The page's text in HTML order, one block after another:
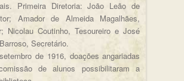
Primeira Diretoria: João Leão de
Amador de Almeida Magalhães,
Nicolau Coutinho, Tesoureiro e José
Secretário.
de 1916, doações angariadas
de alunos possibilitaram a